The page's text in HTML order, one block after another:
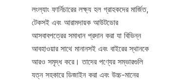
লংল্যাং ফার্নিচারের লক্ষ্য হল গ্রাহকদের মার্জিত,
টেকসই এবং আরামদায়ক আউটডোর
আসবাবপত্রের সমাধান প্রদান করা যা বিভিন্ন
আবহাওয়ার সাথে মানানসই এবং বাইরের স্থানকে
আরও সমৃদ্ধ করে। তাদের পণ্যের সম্ভারগুলি
যত্ন সহকারে ডিজাইন করা এবং উচ্চ-মানের